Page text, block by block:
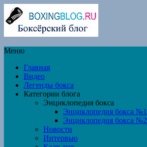
Меню
Главная
Видео
Легенды бокса
Категории блога
Энциклопедия бокса
Энциклопедия бокса №1
Энциклопедия бокса №2
Новости
Интервью